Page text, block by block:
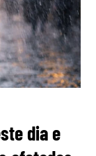
dia e